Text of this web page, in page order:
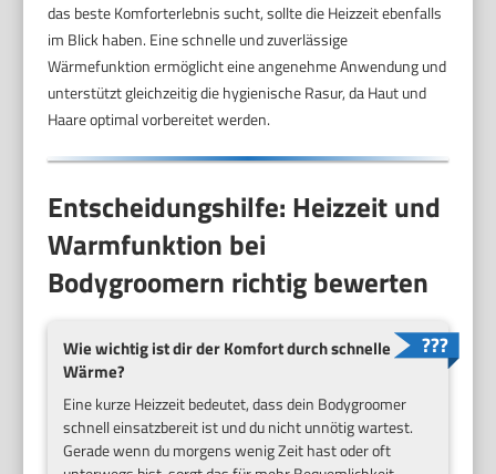
das beste Komforterlebnis sucht, sollte die Heizzeit ebenfalls
im Blick haben. Eine schnelle und zuverlässige
Wärmefunktion ermöglicht eine angenehme Anwendung und
unterstützt gleichzeitig die hygienische Rasur, da Haut und
Haare optimal vorbereitet werden.
Entscheidungshilfe: Heizzeit und
Warmfunktion bei
Bodygroomern richtig bewerten
Wie wichtig ist dir der Komfort durch schnelle
Wärme?
Eine kurze Heizzeit bedeutet, dass dein Bodygroomer
schnell einsatzbereit ist und du nicht unnötig wartest.
Gerade wenn du morgens wenig Zeit hast oder oft